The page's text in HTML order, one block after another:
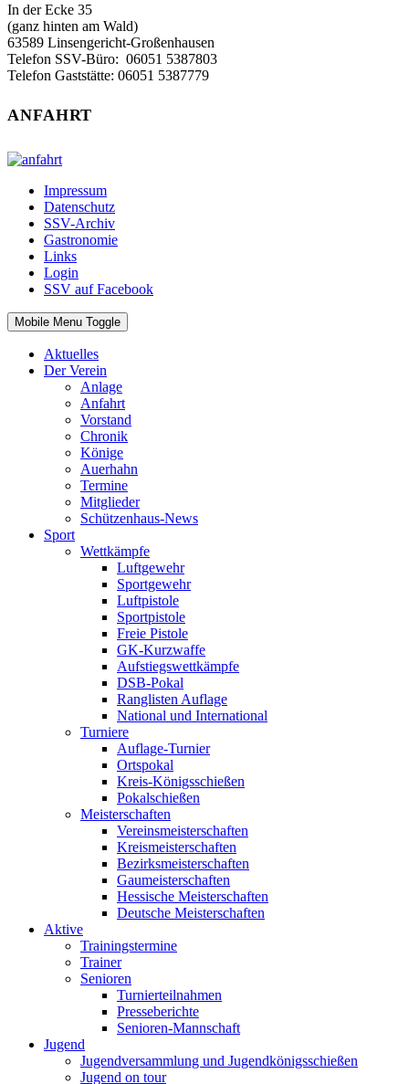
In der Ecke 35
(ganz hinten am Wald)
63589 Linsengericht-Großenhausen
Telefon SSV-Büro: 06051 5387803‬
Telefon Gaststätte: 06051 5387779
ANFAHRT
Impressum
Datenschutz
SSV-Archiv
Gastronomie
Links
Login
SSV auf Facebook
Mobile Menu Toggle
Aktuelles
Der Verein
Anlage
Anfahrt
Vorstand
Chronik
Könige
Auerhahn
Termine
Mitglieder
Schützenhaus-News
Sport
Wettkämpfe
Luftgewehr
Sportgewehr
Luftpistole
Sportpistole
Freie Pistole
GK-Kurzwaffe
Aufstiegswettkämpfe
DSB-Pokal
Ranglisten Auflage
National und International
Turniere
Auflage-Turnier
Ortspokal
Kreis-Königsschießen
Pokalschießen
Meisterschaften
Vereinsmeisterschaften
Kreismeisterschaften
Bezirksmeisterschaften
Gaumeisterschaften
Hessische Meisterschaften
Deutsche Meisterschaften
Aktive
Trainingstermine
Trainer
Senioren
Turnierteilnahmen
Presseberichte
Senioren-Mannschaft
Jugend
Jugendversammlung und Jugendkönigsschießen
Jugend on tour